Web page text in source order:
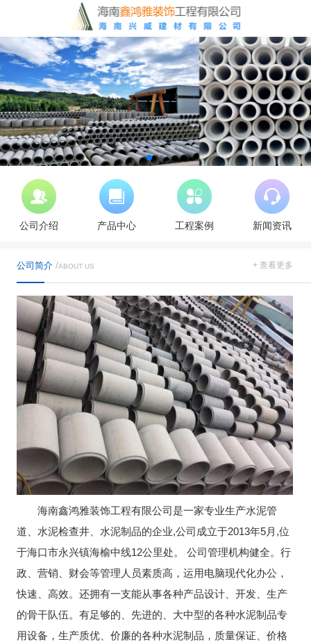
公司介绍 产品中心 工程案例 新闻资讯
公司简介 /ABOUT US + 查看更多
海南鑫鸿雅装饰工程有限公司是一家专业生产水泥管
道、水泥检查井、水泥制品的企业,公司成立于2013年5月,位
于海口市永兴镇海榆中线12公里处。 公司管理机构健全。行
政、营销、财会等管理人员素质高，运用电脑现代化办公，
快速、高效。还拥有一支能从事各种产品设计、开发、生产
的骨干队伍。有足够的、先进的、大中型的各种水泥制品专
用设备，生产质优、价廉的各种水泥制品，质量保证、价格